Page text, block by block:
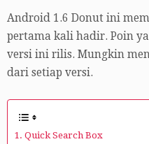
Android 1.6 Donut ini
pertama kali hadir. Poin
versi ini rilis. Mungkin
dari setiap versi.
1. Quick Search Box